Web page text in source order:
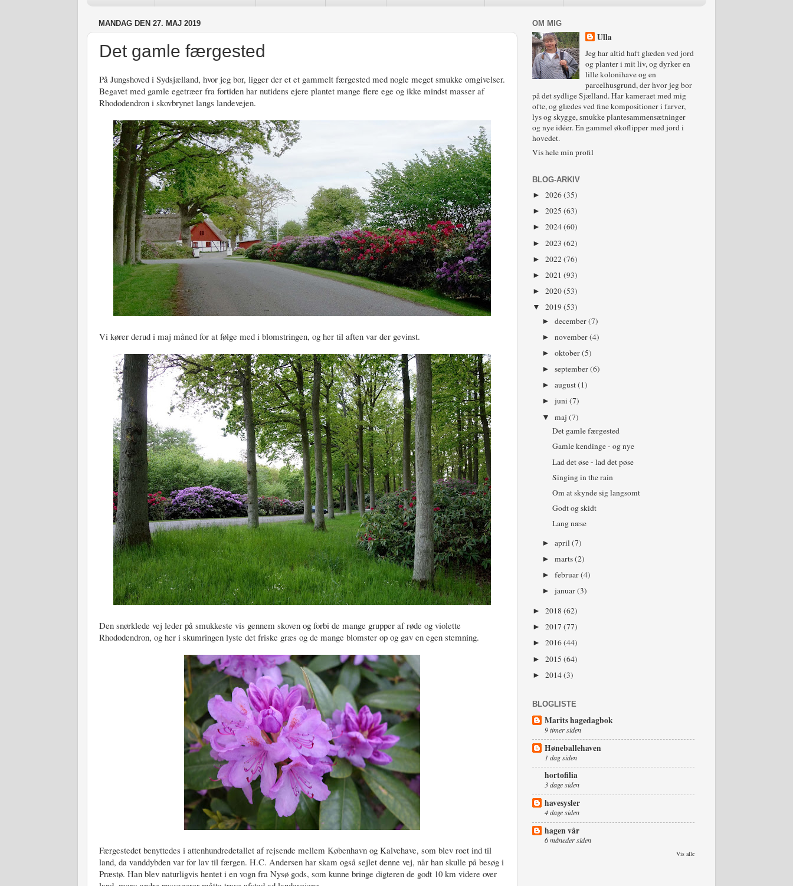
MANDAG DEN 27. MAJ 2019
Det gamle færgested
På Jungshoved i Sydsjælland, hvor jeg bor, ligger der et et gammelt færgested med nogle meget smukke omgivelser.
Begavet med gamle egetræer fra fortiden har nutidens ejere plantet mange flere ege og ikke mindst masser af
Rhododendron i skovbrynet langs landevejen.
Vi kører derud i maj måned for at følge med i blomstringen, og her til aften var der gevinst.
Den snørklede vej leder på smukkeste vis gennem skoven og forbi de mange grupper af røde og violette
Rhododendron, og her i skumringen lyste det friske græs og de mange blomster op og gav en egen stemning.
Færgestedet benyttedes i attenhundredetallet af rejsende mellem København og Kalvehave, som blev roet ind til
land, da vanddybden var for lav til færgen. H.C. Andersen har skam også sejlet denne vej, når han skulle på besøg i
Præstø. Han blev naturligvis hentet i en vogn fra Nysø gods, som kunne bringe digteren de godt 10 km videre over
OM MIG
Ulla
Jeg har altid haft glæden ved jord
og planter i mit liv, og dyrker en
lille kolonihave og en
parcelhusgrund, der hvor jeg bor
på det sydlige Sjælland. Har kameraet med mig
ofte, og glædes ved fine kompositioner i farver,
lys og skygge, smukke plantesammensætninger
og nye idéer. En gammel økoflipper med jord i
hovedet.
Vis hele min profil
BLOG-ARKIV
► 2026(35)
► 2025 (63)
► 2024(60)
► 2023 (62)
► 2022(76)
► 2021 (93)
► 2020(53)
▼ 2019(53)
►december(7)
►november(4)
►oktober(5)
►september(6)
►august(1)
►juni(7)
▼maj(7)
Det gamle færgested
Gamle kendinge - og nye
Lad det øse - lad det pøse
Singing in the rain
Om at skynde sig langsomt
Godt og skidt
Lang næse
►april(7)
►marts(2)
►februar(4)
►januar(3)
► 2018 (62)
► 2017 (77)
► 2016(44)
► 2015 (64)
► 2014(3)
BLOGLISTE
Marits hagedagbok
9 timer siden
Høneballehaven
1 dag siden
hortofilia
3 dage siden
havesysler
4 dage siden
hagen vår
6 måneder siden
Vis alle